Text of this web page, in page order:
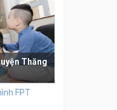
Thăng
FPT